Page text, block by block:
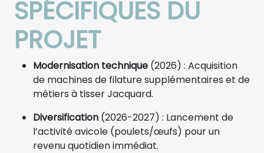
SPÉCIFIQUES DU
PROJET
Modernisation technique (2026) : Acquisition
de machines de filature supplémentaires et de
métiers à tisser Jacquard.
Diversification (2026-2027) : Lancement de
l’activité avicole (poulets/œufs) pour un
revenu quotidien immédiat.